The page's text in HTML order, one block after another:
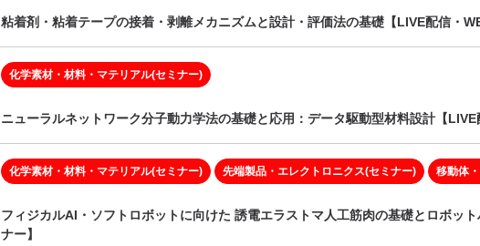
粘着剤・粘着テープの接着・剥離メカニズムと設計・評価法の基礎【LIVE配信・
化学素材・材料・マテリアル(セミナー)
ニューラルネットワーク分子動力学法の基礎と応用：データ駆動型材料設計【LIVE
化学素材・材料・マテリアル(セミナー) 先端製品・エレクトロニクス(セミナー) 移動体
フィジカルAI・ソフトロボットに向けた 誘電エラストマ人工筋肉の基礎とロボッ
ナー】